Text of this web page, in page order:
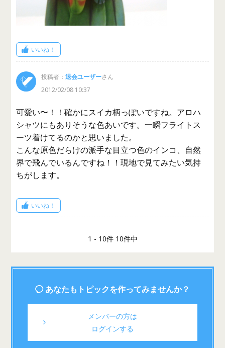
いいね！
投稿者：退会ユーザーさん
2012/02/08 10:37
可愛い〜！！確かにスイカ柄っぽいですね。アロハ
シャツにもありそうな色あいです。一瞬フライトス
ーツ着けてるのかと思いました。
こんな原色だらけの派手な目立つ色のインコ、自然
界で飛んでいるんですね！！現地で見てみたい気持
ちがします。
いいね！
1 - 10件 10件中
あなたもトピックを作ってみませんか？
メンバーの方は
ログインする